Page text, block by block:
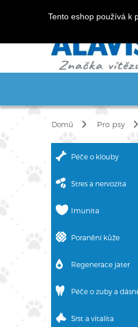
Tento eshop používá k
Domů Pro psy
Péče o klouby
Stres a nervozita
Imunita
Poranění kůže
Regenerace jater
Péče o zuby a
Srst a vitalita